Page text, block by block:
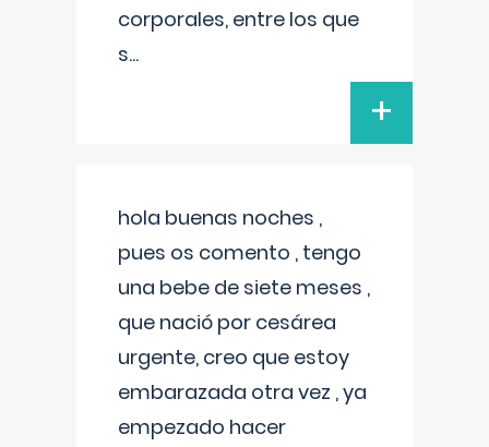
corporales, entre los que
s...
+
hola buenas noches ,
pues os comento , tengo
una bebe de siete meses ,
que nació por cesárea
urgente, creo que estoy
embarazada otra vez , ya
empezado hacer